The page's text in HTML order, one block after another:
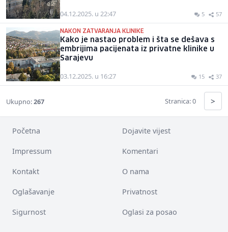
04.12.2025. u 22:47 5 57
NAKON ZATVARANJA KLINIKE
Kako je nastao problem i šta se dešava s
embrijima pacijenata iz privatne klinike u
Sarajevu
03.12.2025. u 16:27 15 37
Ukupno:267 Stranica: 0 >
Početna Dojavite vijest
Impressum Komentari
Kontakt O nama
Oglašavanje Privatnost
Sigurnost Oglasi za posao